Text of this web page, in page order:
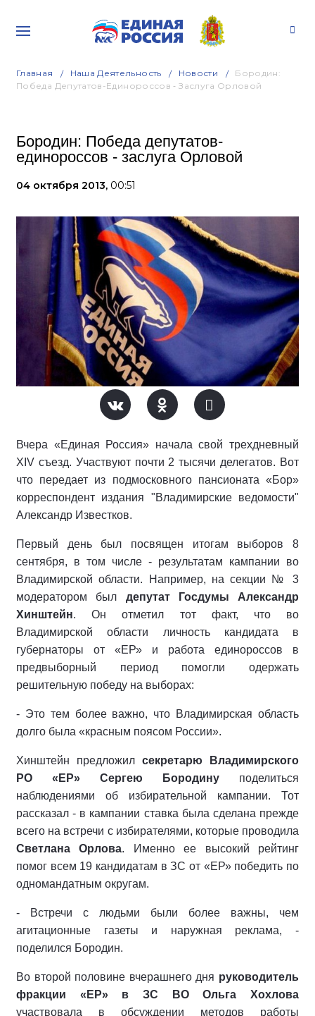
Главная Наша Деятельность Новости
Бородин:
Победа Депутатов-Единороссов ‑ Заслуга Орловой
Бородин: Победа депутатов-
единороссов ‑ заслуга Орловой
04 октября 2013, 00:51
Вчера «Единая Россия» начала свой трехдневный
XIV съезд. Участвуют почти 2 тысячи делегатов. Вот
что передает из подмосковного пансионата «Бор»
корреспондент издания "Владимирские ведомости"
Александр Известков.
Первый день был посвящен итогам выборов 8
сентября, в том числе - результатам кампании во
Владимирской области. Например, на секции № 3
модератором был депутат Госдумы Александр
Хинштейн. Он отметил тот факт, что во
Владимирской области личность кандидата в
губернаторы от «ЕР» и работа единороссов в
предвыборный период помогли одержать
решительную победу на выборах:
- Это тем более важно, что Владимирская область
долго была «красным поясом России».
Хинштейн предложил секретарю Владимирского
РО «ЕР» Сергею Бородину поделиться
наблюдениями об избирательной кампании. Тот
рассказал - в кампании ставка была сделана прежде
всего на встречи с избирателями, которые проводила
Светлана Орлова. Именно ее высокий рейтинг
помог всем 19 кандидатам в ЗС от «ЕР» победить по
одномандатным округам.
- Встречи с людьми были более важны, чем
агитационные газеты и наружная реклама, -
поделился Бородин.
Во второй половине вчерашнего дня руководитель
фракции «ЕР» в ЗС ВО Ольга Хохлова
участвовала в обсуждении методов работы